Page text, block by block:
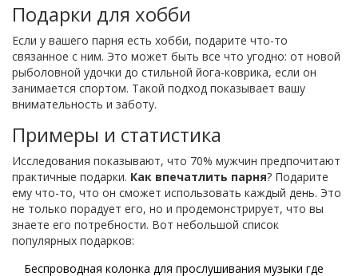
Подарки для хобби
Если у вашего парня есть хобби, подарите что-то
связанное с ним. Это может быть все что угодно: от новой
рыболовной удочки до стильной йога-коврика, если он
занимается спортом. Такой подход показывает вашу
внимательность и заботу.
Примеры и статистика
Исследования показывают, что 70% мужчин предпочитают
практичные подарки. Как впечатлить парня? Подарите
ему что-то, что он сможет использовать каждый день. Это
не только порадует его, но и продемонстрирует, что вы
знаете его потребности. Вот небольшой список
популярных подарков:
Беспроводная колонка для прослушивания музыки где